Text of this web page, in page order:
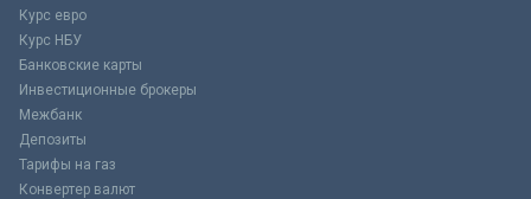
Курс евро
Курс НБУ
Банковские карты
Инвестиционные брокеры
Межбанк
Депозиты
Тарифы на газ
Конвертер валют